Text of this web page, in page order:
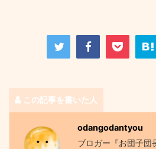
この記事を書いた人
odangodantyou
ブロガー『お団子団